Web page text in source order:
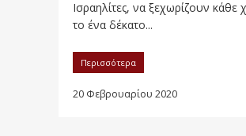
Ισραηλίτες, να ξεχωρίζουν κάθε
το ένα δέκατο...
Περισσότερα
20 Φεβρουαρίου 2020